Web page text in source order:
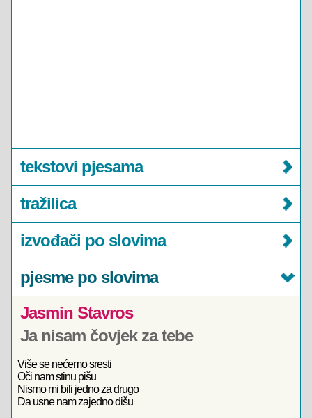
tekstovi pjesama
tražilica
izvođači po slovima
pjesme po slovima
Jasmin Stavros
Ja nisam čovjek za tebe
Više se nećemo sresti
Oči nam stinu pišu
Nismo mi bili jedno za drugo
Da usne nam zajedno dišu